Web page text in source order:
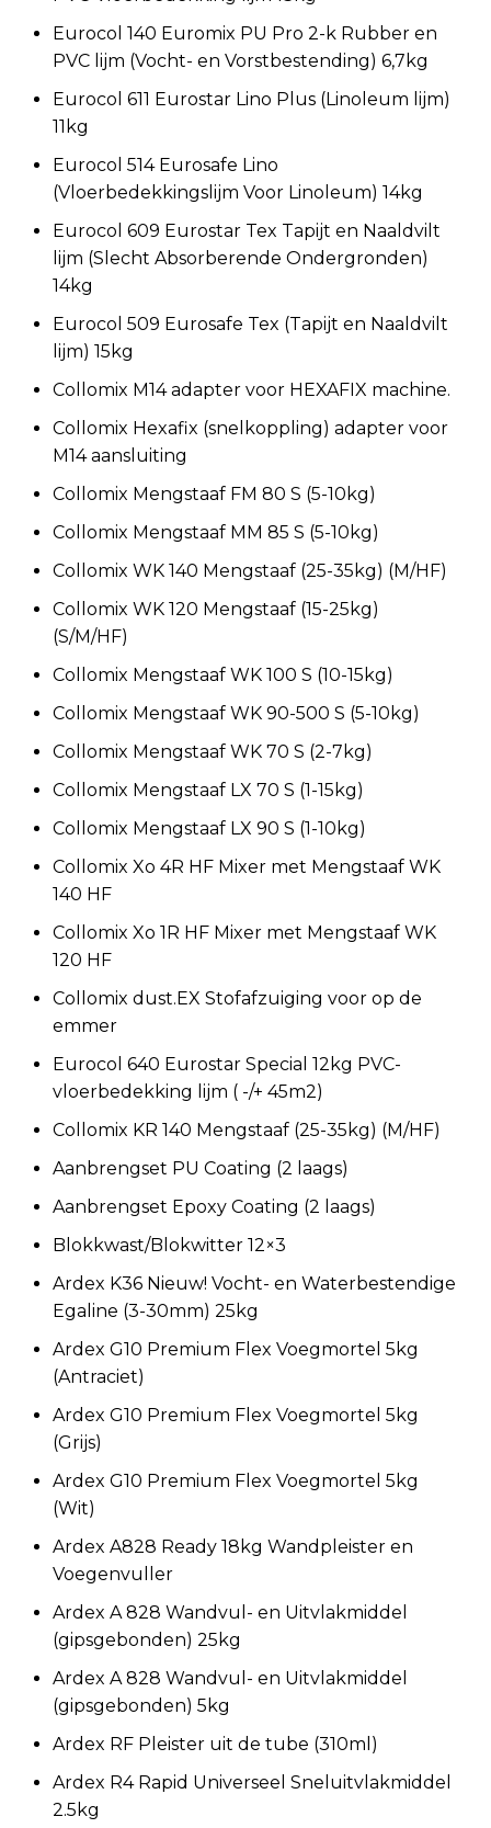
Eurocol 140 Euromix PU Pro 2-k Rubber en
PVC lijm (Vocht- en Vorstbestending) 6,7kg
Eurocol 611 Eurostar Lino Plus (Linoleum lijm)
11kg
Eurocol 514 Eurosafe Lino
(Vloerbedekkingslijm Voor Linoleum) 14kg
Eurocol 609 Eurostar Tex Tapijt en Naaldvilt
lijm (Slecht Absorberende Ondergronden)
14kg
Eurocol 509 Eurosafe Tex (Tapijt en Naaldvilt
lijm) 15kg
Collomix M14 adapter voor HEXAFIX machine.
Collomix Hexafix (snelkoppling) adapter voor
M14 aansluiting
Collomix Mengstaaf FM 80 S (5-10kg)
Collomix Mengstaaf MM 85 S (5-10kg)
Collomix WK 140 Mengstaaf (25-35kg) (M/HF)
Collomix WK 120 Mengstaaf (15-25kg)
(S/M/HF)
Collomix Mengstaaf WK 100 S (10-15kg)
Collomix Mengstaaf WK 90-500 S (5-10kg)
Collomix Mengstaaf WK 70 S (2-7kg)
Collomix Mengstaaf LX 70 S (1-15kg)
Collomix Mengstaaf LX 90 S (1-10kg)
Collomix Xo 4R HF Mixer met Mengstaaf WK
140 HF
Collomix Xo 1R HF Mixer met Mengstaaf WK
120 HF
Collomix dust.EX Stofafzuiging voor op de
emmer
Eurocol 640 Eurostar Special 12kg PVC-
vloerbedekking lijm ( -/+ 45m2)
Collomix KR 140 Mengstaaf (25-35kg) (M/HF)
Aanbrengset PU Coating (2 laags)
Aanbrengset Epoxy Coating (2 laags)
Blokkwast/Blokwitter 12×3
Ardex K36 Nieuw! Vocht- en Waterbestendige
Egaline (3-30mm) 25kg
Ardex G10 Premium Flex Voegmortel 5kg
(Antraciet)
Ardex G10 Premium Flex Voegmortel 5kg
(Grijs)
Ardex G10 Premium Flex Voegmortel 5kg
(Wit)
Ardex A828 Ready 18kg Wandpleister en
Voegenvuller
Ardex A 828 Wandvul- en Uitvlakmiddel
(gipsgebonden) 25kg
Ardex A 828 Wandvul- en Uitvlakmiddel
(gipsgebonden) 5kg
Ardex RF Pleister uit de tube (310ml)
Ardex R4 Rapid Universeel Sneluitvlakmiddel
2.5kg